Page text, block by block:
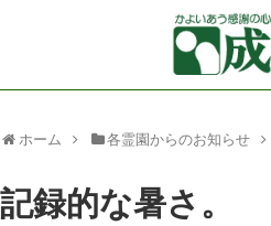
ホーム 各霊園からのお知らせ
記録的な暑さ。